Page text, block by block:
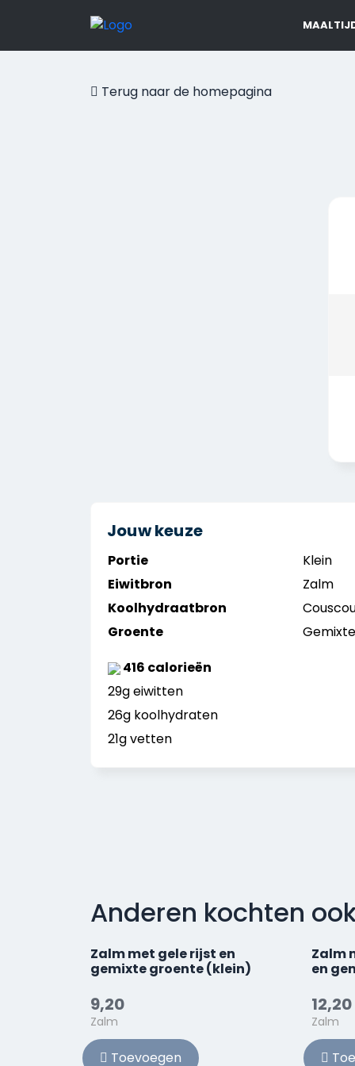
Terug naar de homepagina
Jouw keuze
Portie
Klein
Eiwitbron
Zalm
Koolhydraatbron
Groente
416 calorieën
29g eiwitten
26g koolhydraten
21g vetten
Anderen kochten
Zalm met gele rijst en
gemixte groente (klein)
9,20
Zalm
Toevoegen
Zalm
en
12,20
Zalm